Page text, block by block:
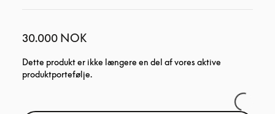
30.000 NOK
Dette produkt er ikke længere en del af vores aktive
produktportefølje.